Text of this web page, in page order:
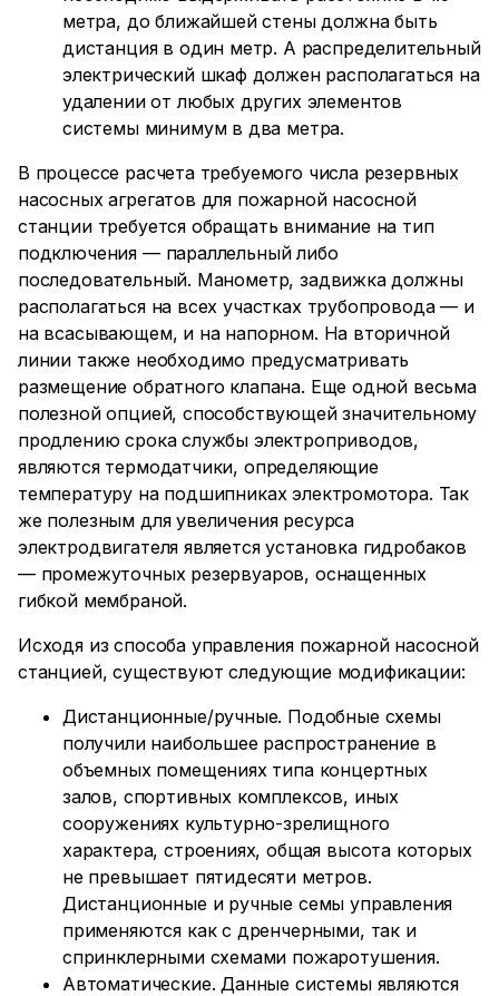
метра, до ближайшей стены должна быть
дистанция в один метр. А распределительный
электрический шкаф должен располагаться на
удалении от любых других элементов
системы минимум в два метра.
В процессе расчета требуемого числа резервных
насосных агрегатов для пожарной насосной
станции требуется обращать внимание на тип
подключения — параллельный либо
последовательный. Манометр, задвижка должны
располагаться на всех участках трубопровода — и
на всасывающем, и на напорном. На вторичной
линии также необходимо предусматривать
размещение обратного клапана. Еще одной весьма
полезной опцией, способствующей значительному
продлению срока службы электроприводов,
являются термодатчики, определяющие
температуру на подшипниках электромотора. Так
же полезным для увеличения ресурса
электродвигателя является установка гидробаков
— промежуточных резервуаров, оснащенных
гибкой мембраной.
Исходя из способа управления пожарной насосной
станцией, существуют следующие модификации:
Дистанционные/ручные. Подобные схемы
получили наибольшее распространение в
объемных помещениях типа концертных
залов, спортивных комплексов, иных
сооружениях культурно-зрелищного
характера, строениях, общая высота которых
не превышает пятидесяти метров.
Дистанционные и ручные семы управления
применяются как с дренчерными, так и
спринклерными схемами пожаротушения.
Автоматические. Данные системы являются